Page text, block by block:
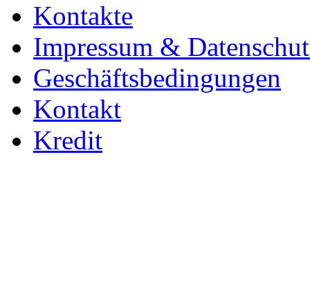
Kontakte
Impressum &
Geschäftsbedingungen
Kontakt
Kredit